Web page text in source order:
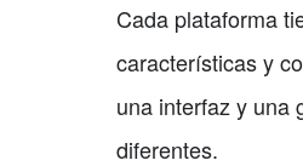
Cada plataforma
características y
una interfaz y una
diferentes.